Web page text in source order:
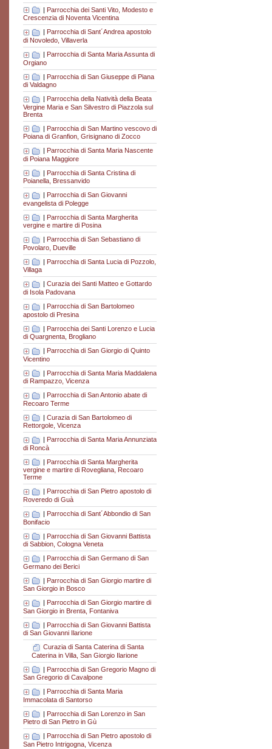
| Parrocchia dei Santi Vito, Modesto e
Crescenzia di Noventa Vicentina
Parrocchia di Sant´Andrea apostolo
di Novoledo, Villaverla
| Parrocchia di Santa Maria Assunta di
Orgiano
| Parrocchia di San Giuseppe di Piana
di Valdagno
| Parrocchia della Natività della Beata
Vergine Maria e San Silvestro di Piazzola sul
Brenta
| Parrocchia di San Martino vescovo di
Poiana di Granfion, Grisignano di Zocco
Parrocchia di Santa Maria Nascente
di Poiana Maggiore
| Parrocchia di Santa Cristina di
Poianella, Bressanvido
Parrocchia di San Giovanni
evangelista di Polegge
| Parrocchia di Santa Margherita
vergine e martire di Posina
Parrocchia di San Sebastiano di
Povolaro, Dueville
| Parrocchia di Santa Lucia di Pozzolo,
Villaga
Curazia dei Santi Matteo e Gottardo
di Isola Padovana
| Parrocchia di San Bartolomeo
apostolo di Presina
| Parrocchia dei Santi Lorenzo e Lucia
di Quargnenta, Brogliano
| Parrocchia di San Giorgio di Quinto
Vicentino
| Parrocchia di Santa Maria Maddalena
di Rampazzo, Vicenza
Parrocchia di San Antonio abate di
Recoaro Terme
| Curazia di San Bartolomeo di
Rettorgole, Vicenza
Parrocchia di Santa Maria Annunziata
di Roncà
| Parrocchia di Santa Margherita
vergine e martire di Rovegliana, Recoaro
Terme
Parrocchia di San Pietro apostolo di
Roveredo di Guà
| Parrocchia di Sant´Abbondio di San
Bonifacio
| Parrocchia di San Giovanni Battista
di Sabbion, Cologna Veneta
| Parrocchia di San Germano di San
Germano dei Berici
| Parrocchia di San Giorgio martire di
San Giorgio in Bosco
| Parrocchia di San Giorgio martire di
San Giorgio in Brenta, Fontaniva
| Parrocchia di San Giovanni Battista
di San Giovanni Ilarione
Curazia di Santa Caterina di Santa
Caterina in Villa, San Giorgio Ilarione
| Parrocchia di San Gregorio Magno di
San Gregorio di Cavalpone
Parrocchia di Santa Maria
Immacolata di Santorso
| Parrocchia di San Lorenzo in San
Pietro di San Pietro in Gù
Parrocchia di San Pietro apostolo di
San Pietro Intrigogna, Vicenza